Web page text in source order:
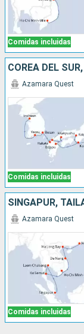
Comidas incluidas
COREA DEL
Comidas incluidas
Azamara Quest
SINGAPUR,
Comidas incluidas
Azamara Quest